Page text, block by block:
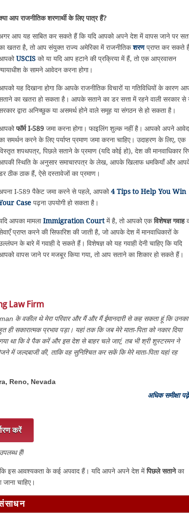
आप राजनीतिक शरणार्थी के लिए पात्र हैं?
आप यह साबित कर सकते हैं कि यदि आपको अपने देश में वापस जाने पर
खतरा है, तो आप संयुक्त राज्य अमेरिका में राजनीतिकशरणप्राप्त कर सकते
USCIS को या यदि आप हटाने की प्रक्रिया में हैं, तो एक आप्रवासन
के सामने आवेदन करना होगा।
यह दिखाना होगा कि आपके राजनीतिक विचारों या गतिविधियों के कारण
का खतरा हो सकता है। आपके सताने का डर सत्ता में रहने वाली सरकार से
द्वारा अनिच्छुक या असमर्थ होने वाले समूह या संगठन से हो सकता है।
फॉर्म I-589 जमा करना होगा। फाइलिंग शुल्क नहीं है। आपको अपने
समर्थन करने के लिए पर्याप्त प्रमाण जमा करना चाहिए। उदाहरण के लिए, एक
शपथपत्र, पिछले सताने के प्रमाण (यदि कोई हो), देश की मानवाधिकार
स्थिति के अनुसार समाचारपत्र के लेख, आपके खिलाफ धमकियाँ और
ठीक ठाक हैं, ऐसे दस्तावेजों का प्रमाण।
I-589 पैकेट जमा करने से पहले, आपको4 Tips to Help You Win
Case पढ़ना उपयोगी हो सकता है।
आपका मामलाImmigration Courtमें है, तो आपको एकविशेषज्ञ गवाह
प्राप्त करने की सिफारिश की जाती है, जो आपके देश में मानवाधिकारों के
के बारे में गवाही दे सकते हैं। विशेषज्ञ को यह गवाही देनी चाहिए कि यदि
वापस जाने पर मजबूर किया गया, तो आप सताने का शिकार हो सकते हैं।
Law Firm
के वकील थे मेरा परिवार और मैं और मैं ईमानदारी से कह सकता हूं कि उनका
ही सकारात्मक प्रभाव पड़ा। यहां तक कि जब मेरे माता-पिता को नकार दिया
था कि वे पैक करें और इस देश से बाहर चले जाएं, तब भी श्री शुस्टरमन ने
में जल्दबाजी की, ताकि वह सुनिश्चित कर सकें कि मेरे माता-पिता यहां रह
Reno, Nevada
अधिक समीक्षा पढ़ें
करें
हैं!
इस आवश्यकता के कई अपवाद हैं। यदि आपने अपने देश मेंपिछले सतानेका
चाहिए।